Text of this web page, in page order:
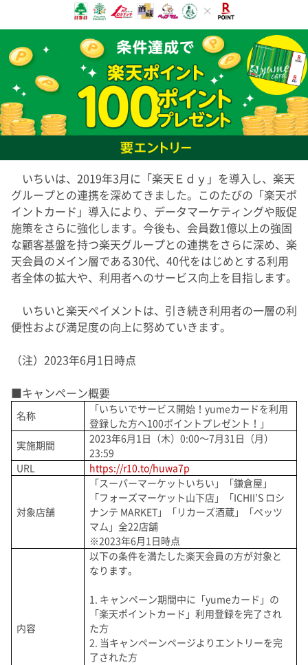
いちいは、2019年3月に「楽天Ｅｄｙ」を導入し、楽天
グループとの連携を深めてきました。このたびの「楽天ポ
イントカード」導入により、データマーケティングや販促
施策をさらに強化します。今後も、会員数1億以上の強固
な顧客基盤を持つ楽天グループとの連携をさらに深め、楽
天会員のメイン層である30代、40代をはじめとする利用
者全体の拡大や、利用者へのサービス向上を目指します。
いちいと楽天ペイメントは、引き続き利用者の一層の利
便性および満足度の向上に努めていきます。
（注）2023年6月1日時点
■キャンペーン概要
名称
「いちいでサービス開始！yumeカードを利用
登録した方へ100ポイントプレゼント！」
実施期間
2023年6月1日（木）0:00～7月31日（月）
23:59
URL
https://r10.to/huwa7p
対象店舗
「スーパーマーケットいちい」「鎌倉屋」
「フォーズマーケット山下店」「ICHII’S ロシ
ナンテ MARKET」「リカーズ酒蔵」「ペッツ
マム」全22店舗
※2023年6月1日時点
内容
以下の条件を満たした楽天会員の方が対象と
なります。
1. キャンペーン期間中に「yumeカード」の
「楽天ポイントカード」利用登録を完了され
た方
2. 当キャンペーンページよりエントリーを完
了された方